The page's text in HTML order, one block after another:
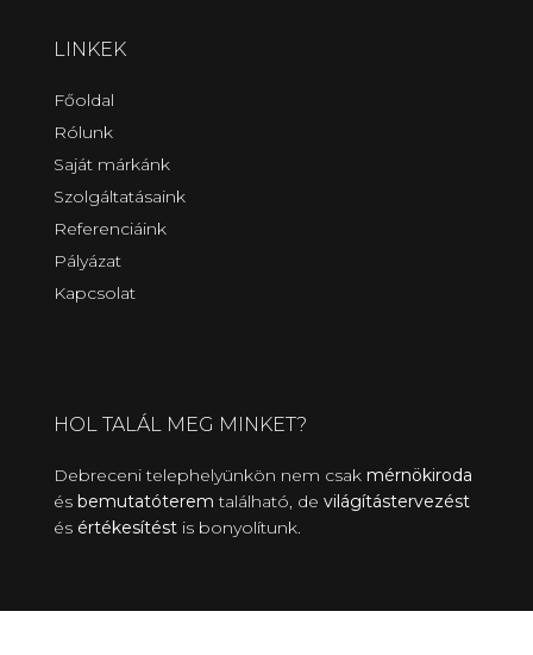
HOL TALÁL MEG MINKET?​
Debreceni telephelyünkön nem csak mérnökiroda
és bemutatóteremtalálható, de világítástervezést
és értékesítéstis bonyolítunk.
LINKEK
Főoldal
Rólunk
Saját márkánk
Szolgáltatásaink
Referenciáink
Pályázat
Kapcsolat